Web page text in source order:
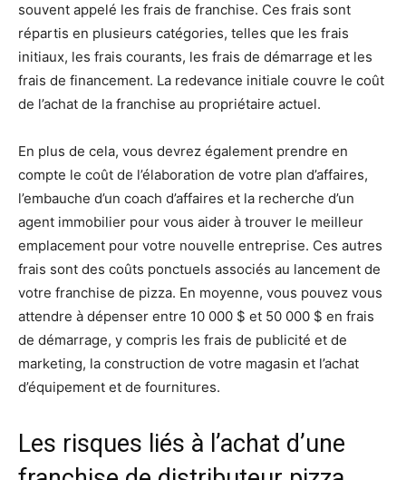
souvent appelé les frais de franchise. Ces frais sont
répartis en plusieurs catégories, telles que les frais
initiaux, les frais courants, les frais de démarrage et les
frais de financement. La redevance initiale couvre le coût
de l’achat de la franchise au propriétaire actuel.
En plus de cela, vous devrez également prendre en
compte le coût de l’élaboration de votre plan d’affaires,
l’embauche d’un coach d’affaires et la recherche d’un
agent immobilier pour vous aider à trouver le meilleur
emplacement pour votre nouvelle entreprise. Ces autres
frais sont des coûts ponctuels associés au lancement de
votre franchise de pizza. En moyenne, vous pouvez vous
attendre à dépenser entre 10 000 $ et 50 000 $ en frais
de démarrage, y compris les frais de publicité et de
marketing, la construction de votre magasin et l’achat
d’équipement et de fournitures.
Les risques liés à l’achat d’une